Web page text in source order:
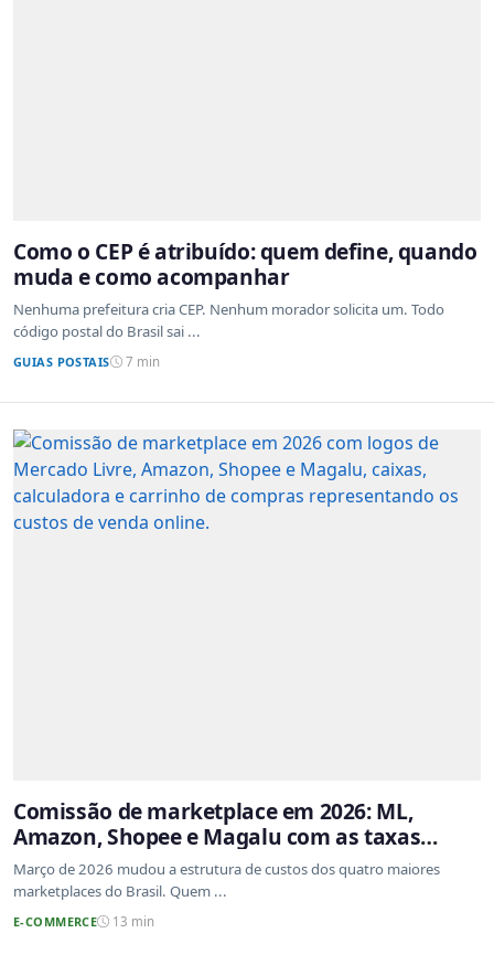
Como o CEP é atribuído: quem define, quando
muda e como acompanhar
Nenhuma prefeitura cria CEP. Nenhum morador solicita um. Todo
código postal do Brasil sai ...
GUIAS POSTAIS 7 min
Comissão de marketplace em 2026: ML,
Amazon, Shopee e Magalu com as taxas
atualizadas
Março de 2026 mudou a estrutura de custos dos quatro maiores
marketplaces do Brasil. Quem ...
E-COMMERCE 13 min